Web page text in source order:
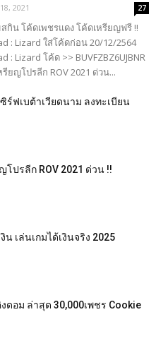
2021 27
กิน โค้ดเพชรแดง โค้ดเหรียญฟรี !!
: Lizard ใส่โค้ดก่อน 20/12/2564
Lizard โค้ด >> BUVFZBZ6UJBNR
ญโปรลีก ROV 2021 ด่วน...
ร์ฟเบต้าเวียดนาม ลงทะเบียน
โปรลีก ROV 2021 ด่วน !!
น เล่นเกมได้เงินจริง 2025
ดอม ล่าสุด 30,000เพชร Cookie